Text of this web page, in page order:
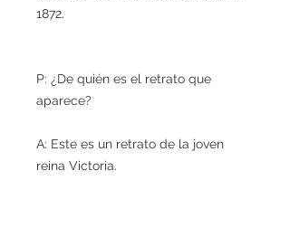
1872.
P: ¿De quién es el retrato que
aparece?
A: Este es un retrato de la joven
reina Victoria.